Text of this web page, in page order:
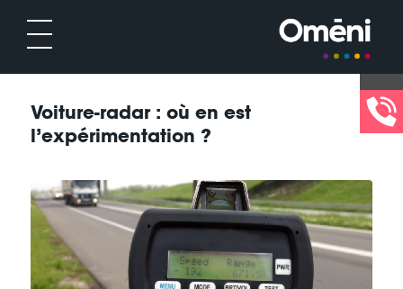
Voiture-radar : où en est
l’expérimentation ?